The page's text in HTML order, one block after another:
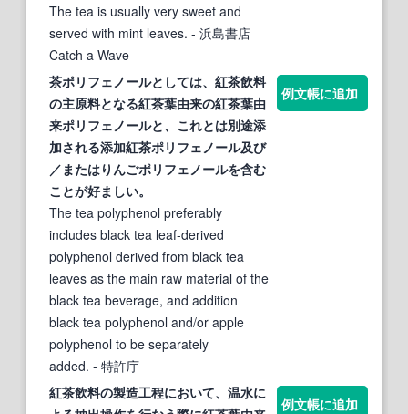
The tea is usually very sweet and
served with mint leaves. - 浜島書店
Catch a Wave
茶ポリフェノールとしては、 紅茶飲料
の主原料となる紅茶葉由来の紅茶葉由
来ポリフェノールと、これとは別途添
加される添加紅茶ポリフェノール及び
／またはりんごポリフェノールを含む
ことが好ましい。
The tea polyphenol preferably
includes black tea leaf-derived
polyphenol derived from black tea
leaves as the main raw material of the
black tea beverage, and addition
black tea polyphenol and/or apple
polyphenol to be separately
added. - 特許庁
例文帳に追加
紅茶飲料の製造工程において、温水に
例文帳に追加